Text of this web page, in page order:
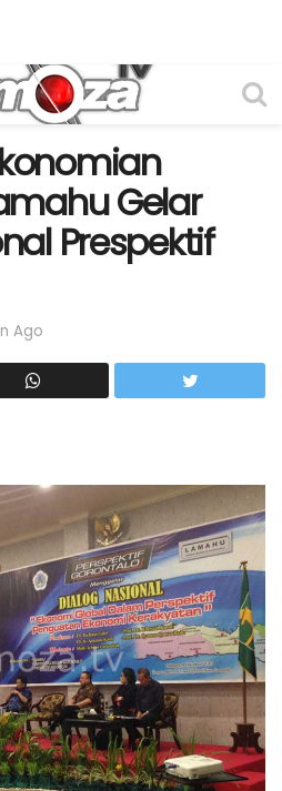
Gelar
Prespektif
Ago